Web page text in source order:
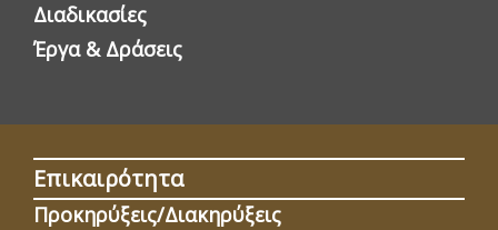
Διαδικασίες
Έργα & Δράσεις
Επικαιρότητα
Προκηρύξεις/Διακηρύξεις